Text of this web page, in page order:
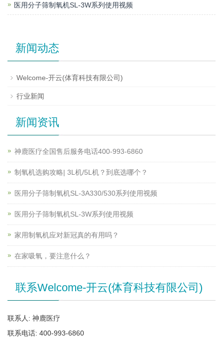
医用分子筛制氧机SL-3W系列使用视频
新闻动态
Welcome-开云(体育科技有限公司)
行业新闻
新闻资讯
神鹿医疗全国售后服务电话400-993-6860
制氧机选购攻略| 3L机/5L机？到底选哪个？
医用分子筛制氧机SL-3A330/530系列使用视频
医用分子筛制氧机SL-3W系列使用视频
家用制氧机应对新冠真的有用吗？
在家吸氧，要注意什么？
联系Welcome-开云(体育科技有限公司)
联系人: 神鹿医疗
联系电话: 400-993-6860